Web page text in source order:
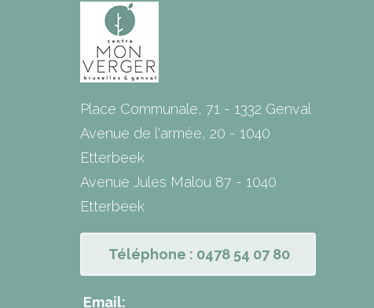
Place Communale, 71 - 1332 Genval
Avenue de l'armée, 20 - 1040
Etterbeek
Avenue Jules Malou 87 - 1040
Etterbeek
Téléphone : 0478 54 07 80
Email: